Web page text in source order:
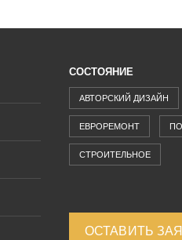
СОСТОЯНИЕ
АВТОРСКИЙ ДИЗАЙН
ЕВРОРЕМОНТ
СТРОИТЕЛЬНОЕ
ОСТАВИТЬ